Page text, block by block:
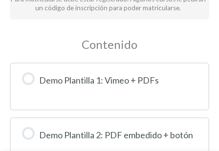
un código de inscripción para poder matricularse.
Contenido
Demo Plantilla 1: Vimeo + PDFs
Demo Plantilla 2: PDF embedido + botón